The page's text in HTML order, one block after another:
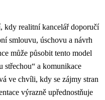
kdy realitní kancelář doporučí
smlouvu, úschovu a návrh
může působit tento model
střechou“ a komunikace
ve chvíli, kdy se zájmy stran
výrazně upřednostňuje